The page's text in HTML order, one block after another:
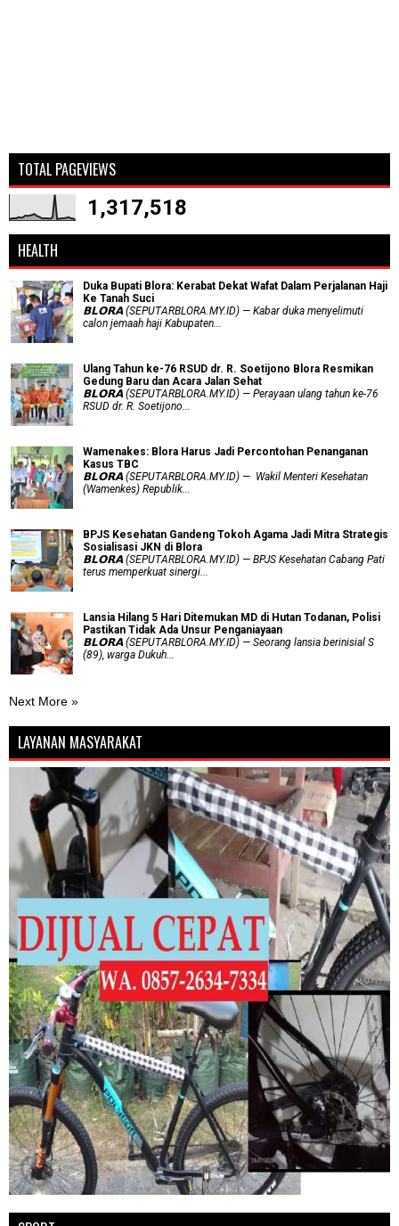
TOTAL PAGEVIEWS
1,317,518
HEALTH
Duka Bupati Blora: Kerabat Dekat Wafat Dalam Perjalanan Haji
Ke Tanah Suci
𝗕𝗟𝗢𝗥𝗔 (SEPUTARBLORA.MY.ID) — Kabar duka menyelimuti
calon jemaah haji Kabupaten...
Ulang Tahun ke-76 RSUD dr. R. Soetijono Blora Resmikan
Gedung Baru dan Acara Jalan Sehat
𝗕𝗟𝗢𝗥𝗔 (SEPUTARBLORA.MY.ID) — Perayaan ulang tahun ke-76
RSUD dr. R. Soetijono...
Wamenakes: Blora Harus Jadi Percontohan Penanganan
Kasus TBC
𝗕𝗟𝗢𝗥𝗔 (SEPUTARBLORA.MY.ID) — Wakil Menteri Kesehatan
(Wamenkes) Republik...
BPJS Kesehatan Gandeng Tokoh Agama Jadi Mitra Strategis
Sosialisasi JKN di Blora
𝗕𝗟𝗢𝗥𝗔 (SEPUTARBLORA.MY.ID) — BPJS Kesehatan Cabang Pati
terus memperkuat sinergi...
Lansia Hilang 5 Hari Ditemukan MD di Hutan Todanan, Polisi
Pastikan Tidak Ada Unsur Penganiayaan
𝗕𝗟𝗢𝗥𝗔 (SEPUTARBLORA.MY.ID) — Seorang lansia berinisial S
(89), warga Dukuh...
Next More »
LAYANAN MASYARAKAT